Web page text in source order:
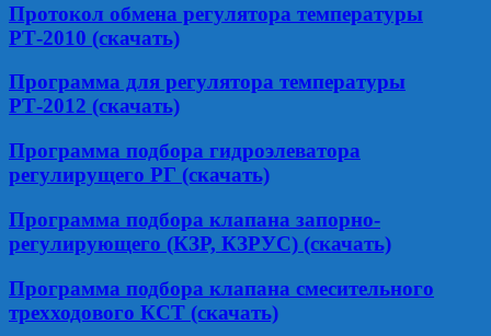
Протокол обмена регулятора температуры
РТ-2010 (скачать)
Программа для регулятора температуры
РТ-2012 (скачать)
Программа подбора гидроэлеватора
регулирущего РГ (скачать)
Программа подбора клапана запорно-
регулирующего (КЗР, КЗРУС) (скачать)
Программа подбора клапана смесительного
трехходового КСТ (скачать)